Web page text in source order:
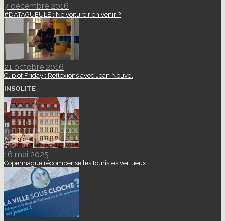
7 décembre 2016
#DATAGUEULE : Ne voiture rien venir ?
21 octobre 2016
Clip of Friday : Réflexions avec Jean Nouvel
INSOLITE
16 mai 2025
Copenhague récompense les touristes vertueux